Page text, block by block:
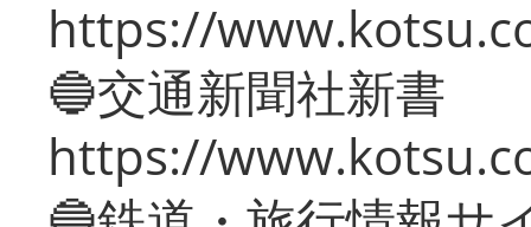
https://
🔵交通新聞社新書
https://